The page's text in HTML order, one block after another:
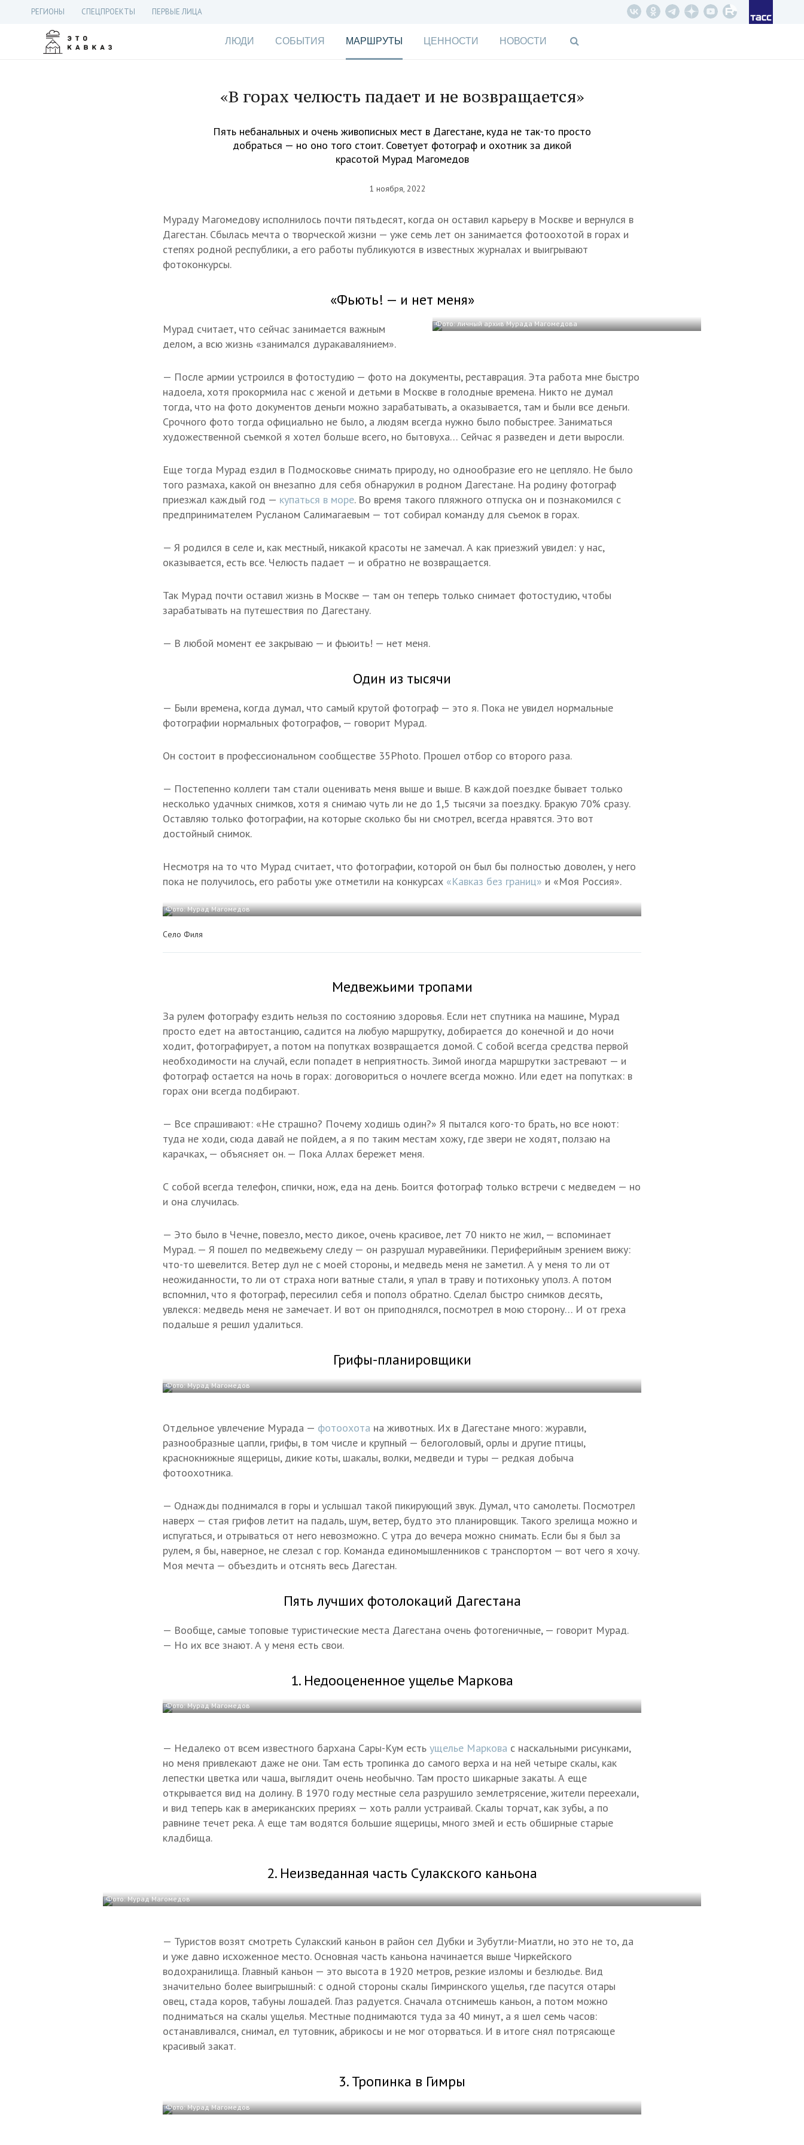
РЕГИОНЫ СПЕЦПРОЕКТЫ ПЕРВЫЕ ЛИЦА
ЛЮДИ СОБЫТИЯ МАРШРУТЫ ЦЕННОСТИ НОВОСТИ
«В горах челюсть падает и не возвращается»
Пять небанальных и очень живописных мест в Дагестане, куда не так-то просто
добраться — но оно того стоит. Советует фотограф и охотник за дикой
красотой Мурад Магомедов
1 ноября, 2022
Мураду Магомедову исполнилось почти пятьдесят, когда он оставил карьеру в Москве и вернулся в
Дагестан. Сбылась мечта о творческой жизни — уже семь лет он занимается фотоохотой в горах и
степях родной республики, а его работы публикуются в известных журналах и выигрывают
фотоконкурсы.
«Фьють! — и нет меня»
Фото: личный архив Мурада Магомедова
Мурад считает, что сейчас занимается важным
делом, а всю жизнь «занимался дуракавалянием».
— После армии устроился в фотостудию — фото на документы, реставрация. Эта работа мне быстро
надоела, хотя прокормила нас с женой и детьми в Москве в голодные времена. Никто не думал
тогда, что на фото документов деньги можно зарабатывать, а оказывается, там и были все деньги.
Срочного фото тогда официально не было, а людям всегда нужно было побыстрее. Заниматься
художественной съемкой я хотел больше всего, но бытовуха… Сейчас я разведен и дети выросли.
Еще тогда Мурад ездил в Подмосковье снимать природу, но однообразие его не цепляло. Не было
того размаха, какой он внезапно для себя обнаружил в родном Дагестане. На родину фотограф
приезжал каждый год — купаться в море. Во время такого пляжного отпуска он и познакомился с
предпринимателем Русланом Салимагаевым — тот собирал команду для съемок в горах.
— Я родился в селе и, как местный, никакой красоты не замечал. А как приезжий увидел: у нас,
оказывается, есть все. Челюсть падает — и обратно не возвращается.
Так Мурад почти оставил жизнь в Москве — там он теперь только снимает фотостудию, чтобы
зарабатывать на путешествия по Дагестану.
— В любой момент ее закрываю — и фьюить! — нет меня.
Один из тысячи
— Были времена, когда думал, что самый крутой фотограф — это я. Пока не увидел нормальные
фотографии нормальных фотографов, — говорит Мурад.
Он состоит в профессиональном сообществе 35Photo. Прошел отбор со второго раза.
— Постепенно коллеги там стали оценивать меня выше и выше. В каждой поездке бывает только
несколько удачных снимков, хотя я снимаю чуть ли не до 1,5 тысячи за поездку. Бракую 70% сразу.
Оставляю только фотографии, на которые сколько бы ни смотрел, всегда нравятся. Это вот
достойный снимок.
Несмотря на то что Мурад считает, что фотографии, которой он был бы полностью доволен, у него
пока не получилось, его работы уже отметили на конкурсах «Кавказ без границ» и «Моя Россия».
Фото: Мурад Магомедов
Село Филя
Медвежьими тропами
За рулем фотографу ездить нельзя по состоянию здоровья. Если нет спутника на машине, Мурад
просто едет на автостанцию, садится на любую маршрутку, добирается до конечной и до ночи
ходит, фотографирует, а потом на попутках возвращается домой. С собой всегда средства первой
необходимости на случай, если попадет в неприятность. Зимой иногда маршрутки застревают — и
фотограф остается на ночь в горах: договориться о ночлеге всегда можно. Или едет на попутках: в
горах они всегда подбирают.
— Все спрашивают: «Не страшно? Почему ходишь один?» Я пытался кого-то брать, но все ноют:
туда не ходи, сюда давай не пойдем, а я по таким местам хожу, где звери не ходят, ползаю на
карачках, — объясняет он. — Пока Аллах бережет меня.
С собой всегда телефон, спички, нож, еда на день. Боится фотограф только встречи с медведем — но
и она случилась.
— Это было в Чечне, повезло, место дикое, очень красивое, лет 70 никто не жил, — вспоминает
Мурад. — Я пошел по медвежьему следу — он разрушал муравейники. Периферийным зрением вижу:
что-то шевелится. Ветер дул не с моей стороны, и медведь меня не заметил. А у меня то ли от
неожиданности, то ли от страха ноги ватные стали, я упал в траву и потихоньку уполз. А потом
вспомнил, что я фотограф, пересилил себя и пополз обратно. Сделал быстро снимков десять,
увлекся: медведь меня не замечает. И вот он приподнялся, посмотрел в мою сторону… И от греха
подальше я решил удалиться.
Грифы-планировщики
Фото: Мурад Магомедов
Отдельное увлечение Мурада — фотоохота на животных. Их в Дагестане много: журавли,
разнообразные цапли, грифы, в том числе и крупный — белоголовый, орлы и другие птицы,
краснокнижные ящерицы, дикие коты, шакалы, волки, медведи и туры — редкая добыча
фотоохотника.
— Однажды поднимался в горы и услышал такой пикирующий звук. Думал, что самолеты. Посмотрел
наверх — стая грифов летит на падаль, шум, ветер, будто это планировщик. Такого зрелища можно и
испугаться, и отрываться от него невозможно. С утра до вечера можно снимать. Если бы я был за
рулем, я бы, наверное, не слезал с гор. Команда единомышленников с транспортом — вот чего я хочу.
Моя мечта — объездить и отснять весь Дагестан.
Пять лучших фотолокаций Дагестана
— Вообще, самые топовые туристические места Дагестана очень фотогеничные, — говорит Мурад.
— Но их все знают. А у меня есть свои.
1. Недооцененное ущелье Маркова
Фото: Мурад Магомедов
— Недалеко от всем известного бархана Сары-Кум есть ущелье Маркова с наскальными рисунками,
но меня привлекают даже не они. Там есть тропинка до самого верха и на ней четыре скалы, как
лепестки цветка или чаша, выглядит очень необычно. Там просто шикарные закаты. А еще
открывается вид на долину. В 1970 году местные села разрушило землетрясение, жители переехали,
и вид теперь как в американских прериях — хоть ралли устраивай. Скалы торчат, как зубы, а по
равнине течет река. А еще там водятся большие ящерицы, много змей и есть обширные старые
кладбища.
2. Неизведанная часть Сулакского каньона
Фото: Мурад Магомедов
— Туристов возят смотреть Сулакский каньон в район сел Дубки и Зубутли-Миатли, но это не то, да
и уже давно исхоженное место. Основная часть каньона начинается выше Чиркейского
водохранилища. Главный каньон — это высота в 1920 метров, резкие изломы и безлюдье. Вид
значительно более выигрышный: с одной стороны скалы Гимринского ущелья, где пасутся отары
овец, стада коров, табуны лошадей. Глаз радуется. Сначала отснимешь каньон, а потом можно
подниматься на скалы ущелья. Местные поднимаются туда за 40 минут, а я шел семь часов:
останавливался, снимал, ел тутовник, абрикосы и не мог оторваться. И в итоге снял потрясающе
красивый закат.
3. Тропинка в Гимры
Фото: Мурад Магомедов